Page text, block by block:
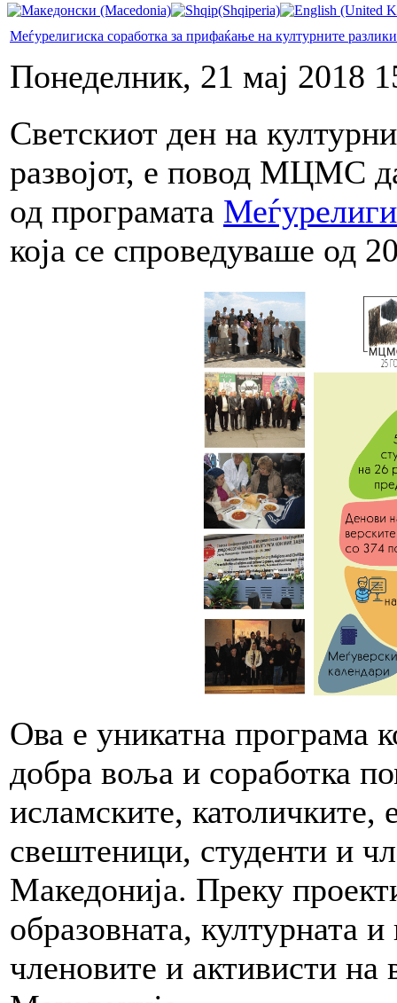
Меѓурелигиска соработка за прифаќање на културните разлики
Понеделник, 21 мај 2018
Светскиот ден на
развојот, е повод МЦМС
од програмата
која се спроведуваше од
Ова е уникатна програма
добра воља и соработка
исламските, католичките,
свештеници, студенти и
Македонија. Преку
образовната, културната
членовите и активисти на